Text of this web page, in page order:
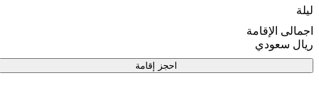
ليلة
اجمالى الإقامة
ريال سعودي
احجز إقامة